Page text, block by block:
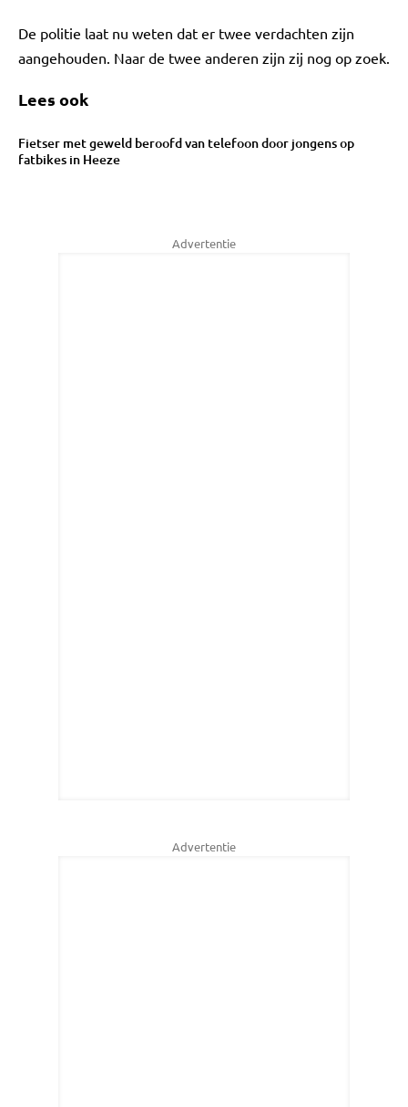
De politie laat nu weten dat er twee verdachten zijn
aangehouden. Naar de twee anderen zijn zij nog op zoek.
Lees ook
Fietser met geweld beroofd van telefoon door jongens op
fatbikes in Heeze
Advertentie
Advertentie